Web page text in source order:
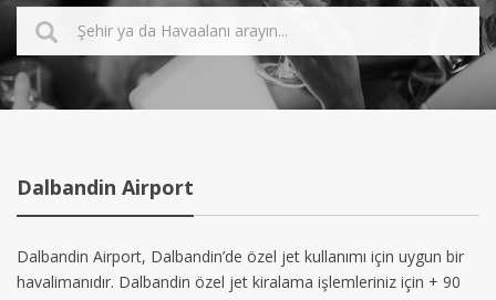
Dalbandin Airport
Dalbandin Airport, Dalbandin’de özel jet kullanımı için uygun bir
havalimanıdır. Dalbandin özel jet kiralama işlemleriniz için + 90